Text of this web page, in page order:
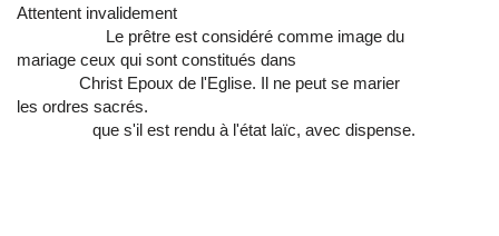
Attentent invalidement
Le prêtre est considéré comme image du
mariage ceux qui sont constitués dans
Christ Epoux de l'Eglise. Il ne peut se marier
les ordres sacrés.
que s'il est rendu à l'état laïc, avec dispense.